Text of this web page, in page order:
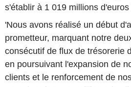
s'établir à 1 019 millions d'euros
'Nous avons réalisé un début
prometteur, marquant notre
consécutif de flux de trésorerie
en poursuivant l'expansion de
clients et le renforcement de